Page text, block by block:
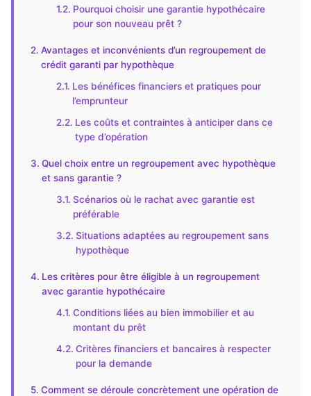
Pourquoi choisir une garantie hypothécaire
pour son nouveau prêt ?
Avantages et inconvénients d’un regroupement de
crédit garanti par hypothèque
Les bénéfices financiers et pratiques pour
l’emprunteur
Les coûts et contraintes à anticiper dans ce
type d’opération
Quel choix entre un regroupement avec hypothèque
et sans garantie ?
Scénarios où le rachat avec garantie est
préférable
Situations adaptées au regroupement sans
hypothèque
Les critères pour être éligible à un regroupement
avec garantie hypothécaire
Conditions liées au bien immobilier et au
montant du prêt
Critères financiers et bancaires à respecter
pour la demande
Comment se déroule concrètement une opération de